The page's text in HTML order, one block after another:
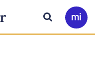
Ir
a
Buscar